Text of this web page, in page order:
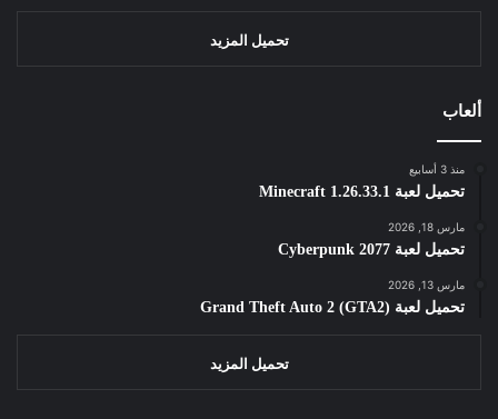
تحميل المزيد
ألعاب
منذ 3 أسابيع
تحميل لعبة Minecraft 1.26.33.1
مارس 18, 2026
تحميل لعبة Cyberpunk 2077
مارس 13, 2026
تحميل لعبة Grand Theft Auto 2 (GTA2)
تحميل المزيد